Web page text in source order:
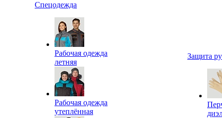
Спецодежда
Рабочая одежда
летняя
Рабочая одежда
утеплённая
Защита